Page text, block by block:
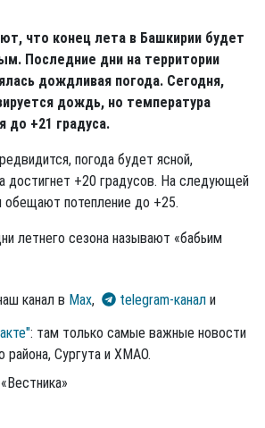
что конец лета в Башкирии будет
Последние дни на территории
дождливая погода. Сегодня,
дождь, но температура
до +21 градуса.
погода будет ясной,
достигнет +20 градусов. На следующей
обещают потепление до +25.
летнего сезона называют «бабьим
канал в Max, telegram-канал и
: там только самые важные новости
района, Сургута и ХМАО.